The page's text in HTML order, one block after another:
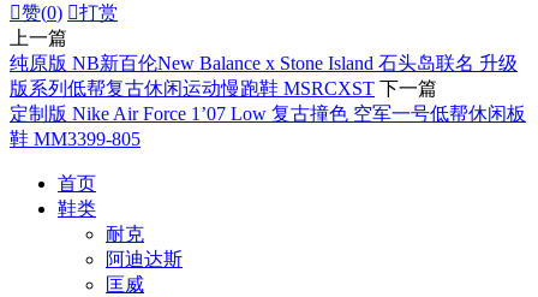
赞(0) 打赏
上一篇
纯原版 NB新百伦New Balance x Stone Island 石头岛联名 升级
版系列低帮复古休闲运动慢跑鞋 MSRCXST 下一篇
定制版 Nike Air Force 1’07 Low 复古撞色 空军一号低帮休闲板
鞋 MM3399-805
首页
鞋类
耐克
阿迪达斯
匡威